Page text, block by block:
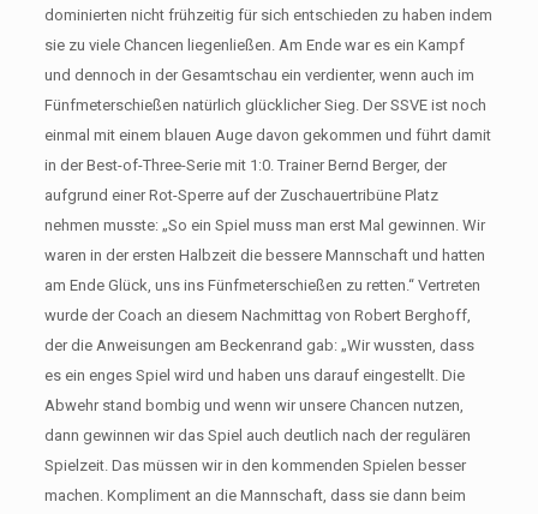
dominierten nicht frühzeitig für sich entschieden zu haben indem
sie zu viele Chancen liegenließen. Am Ende war es ein Kampf
und dennoch in der Gesamtschau ein verdienter, wenn auch im
Fünfmeterschießen natürlich glücklicher Sieg. Der SSVE ist noch
einmal mit einem blauen Auge davon gekommen und führt damit
in der Best-of-Three-Serie mit 1:0. Trainer Bernd Berger, der
aufgrund einer Rot-Sperre auf der Zuschauertribüne Platz
nehmen musste: „So ein Spiel muss man erst Mal gewinnen. Wir
waren in der ersten Halbzeit die bessere Mannschaft und hatten
am Ende Glück, uns ins Fünfmeterschießen zu retten.“ Vertreten
wurde der Coach an diesem Nachmittag von Robert Berghoff,
der die Anweisungen am Beckenrand gab: „Wir wussten, dass
es ein enges Spiel wird und haben uns darauf eingestellt. Die
Abwehr stand bombig und wenn wir unsere Chancen nutzen,
dann gewinnen wir das Spiel auch deutlich nach der regulären
Spielzeit. Das müssen wir in den kommenden Spielen besser
machen. Kompliment an die Mannschaft, dass sie dann beim